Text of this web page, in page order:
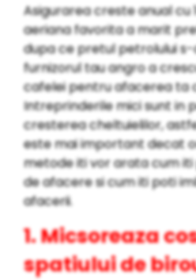
Asigurarea creste anual cu
aeriana favorita a marit
dupa ce pretul petrolului
furnizorul tau angro a
cafelei pentru afacerea ta
Intreprinderile mici sunt in
cresterea cheltuielilor,
este mai important decat
metode iti vor arata cum
de afacere si cum iti poti
afacerii.
1. Micsoreaza
spatiului de